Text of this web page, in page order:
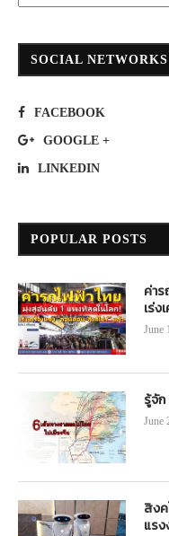
SOCIAL NETWORKS
FACEBOOK
GOOGLE +
LINKEDIN
POPULAR POSTS
ค่า
เร่
June
รู้จัก
June
สิงค
แร